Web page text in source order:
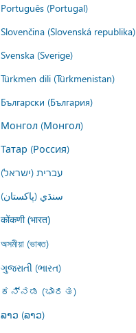
Português (Portugal)
Slovenčina (Slovenská republika)
Svenska (Sverige)
Türkmen dili (Türkmenistan)
Български (България)
Монгол (Монгол)
Татар (Россия)
עברית (ישראל)
سنڌي (پاکستان)
कोंकणी (भारत)
অসমীয়া (ভাৰত)
ગુજરાતી (ભારત)
ಕನ್ನಡ (ಭಾರತ)
ລາວ (ລາວ)